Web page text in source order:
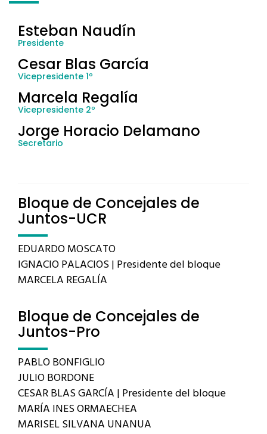
Esteban Naudín
Presidente
Cesar Blas García
Vicepresidente 1º
Marcela Regalía
Vicepresidente 2º
Jorge Horacio Delamano
Secretario
Bloque de Concejales de
Juntos-UCR
EDUARDO MOSCATO
IGNACIO PALACIOS | Presidente del bloque
MARCELA REGALÍA
Bloque de Concejales de
Juntos-Pro
PABLO BONFIGLIO
JULIO BORDONE
CESAR BLAS GARCÍA | Presidente del bloque
MARÍA INES ORMAECHEA
MARISEL SILVANA UNANUA